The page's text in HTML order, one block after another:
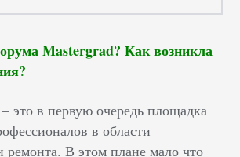
Mastergrad? Как возникла
это в первую очередь площадка
в области
ремонта. В этом плане мало что